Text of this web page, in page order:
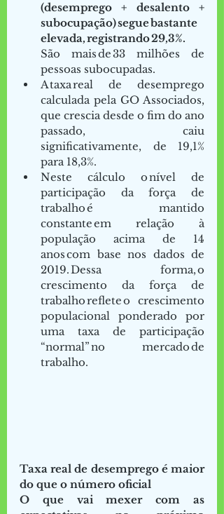
(desemprego + desalento +
subocupação) segue bastante
São mais de 33 milhões de
pessoas subocupadas.
A taxa real de desemprego
calculada pela GO Associados,
que crescia desde o fim do ano
passado, caiu
significativamente, de 19,1%
para 18,3%.
Neste cálculo o nível de
participação da força de
trabalho é mantido
constante em relação à
população acima de 14
anos com base nos dados de
2019. Dessa forma, o
crescimento da força de
trabalho reflete o crescimento
populacional ponderado por
uma taxa de participação
“normal” no mercado de
trabalho.
Taxa real de desemprego é maior
do que o número oficial
O que vai mexer com as